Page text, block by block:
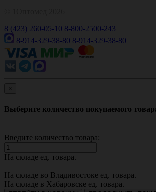
8 (423) 260-05-10 8-800-2500-243
8-914-329-38-80 8-914-329-38-80
×
Выберите количество покупаемого
Введите количество товара:
На складе ед. товара.
На складе во Владивостоке ед. товара.
На складе в Хабаровске ед. товара.